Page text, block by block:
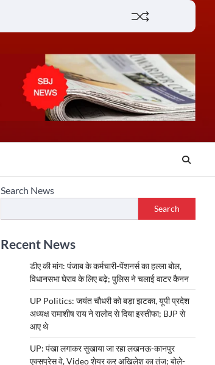
Search News
Search
Recent News
डीए की मांग: पंजाब के कर्मचारी-पेंशनर्स का हल्ला बोल,
विधानसभा घेराव के लिए बढ़े; पुलिस ने चलाई वाटर कैनन
UP Politics: जयंत चौधरी को बड़ा झटका, यूपी प्रदेश
अध्यक्ष रामाशीष राय ने रालोद से दिया इस्तीफा; BJP से
आए थे
UP: पंखा लगाकर सुखाया जा रहा लखनऊ-कानपुर
एक्सप्रेस वे, Video शेयर कर अखिलेश का तंज; बोले-